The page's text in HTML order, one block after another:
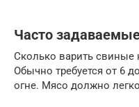
Часто
Сколько варить свиные
Обычно требуется от 6
огне. Мясо должно